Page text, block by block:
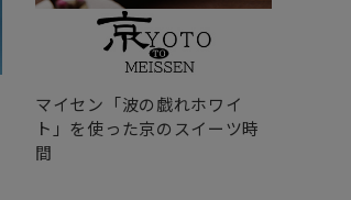
マイセン「波の戯れホワイ
ト」を使った京のスイーツ時
間